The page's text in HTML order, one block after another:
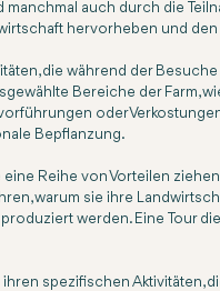
manchmal auch durch die
hervorheben und
die während der
Bereiche der Farm,
oder
Bepflanzung.
Reihe von Vorteilen
warum sie ihre
werden. Eine Tour
spezifischen Aktivitäten,